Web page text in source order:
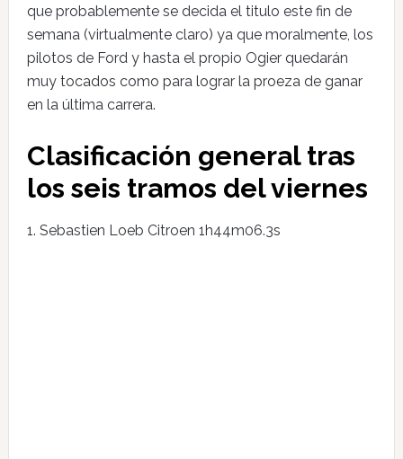
que probablemente se decida el titulo este fin de
semana (virtualmente claro) ya que moralmente, los
pilotos de Ford y hasta el propio Ogier quedarán
muy tocados como para lograr la proeza de ganar
en la última carrera.
Clasificación general tras
los seis tramos del viernes
1. Sebastien Loeb Citroen 1h44m06.3s